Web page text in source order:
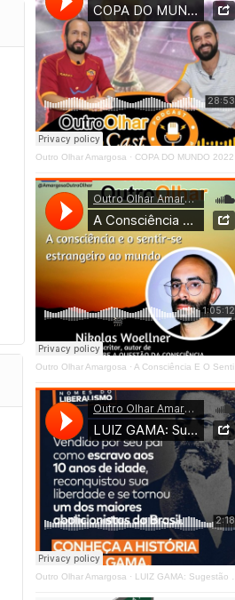
Outro Olhar Amargosa · COPA DO MUNDO 2022 - OUTRO OLHAR CAST #O1 Right
Outro Olhar Amargosa · A Consciência E O Sentir - Se Estrangeiro Ao Mundo
Outro Olhar Amargosa · LUIZ GAMA: Sugestão Outro Olhar